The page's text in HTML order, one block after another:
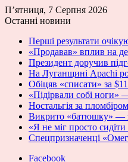
П’ятниця, 7 Серпня 2026
Останні новини
Перші результати
«Продавав» вплив на
Президент доручив
На Луганщині Apachi
Обіцяв «списати» за
«Підірвали собі ноги»
Ностальгія за
Викрито «батюшку» —
«Я не міг просто
Спецпризначенці
Facebook